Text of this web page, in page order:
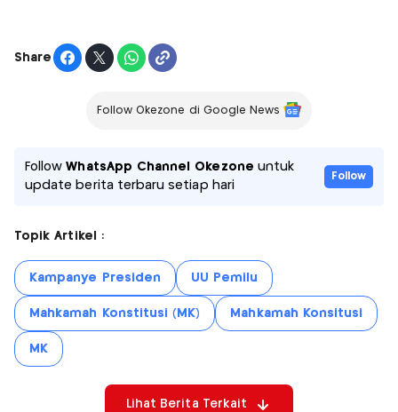
Share
Follow Okezone di Google News
FollowWhatsApp Channel Okezone untuk
update berita terbaru setiap hari
Follow
Topik Artikel :
Kampanye Presiden UU Pemilu
Mahkamah Konstitusi (MK) Mahkamah Konsitusi
MK
Lihat Berita Terkait